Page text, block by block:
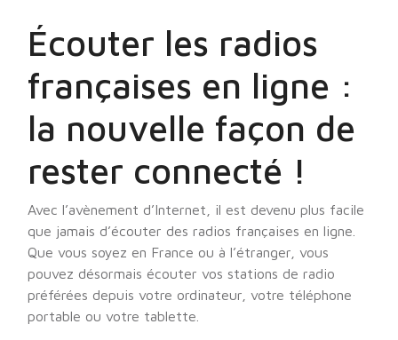
Écouter les radios
françaises en ligne :
la nouvelle façon de
rester connecté !
Avec l’avènement d’Internet, il est devenu plus facile
que jamais d’écouter des radios françaises en ligne.
Que vous soyez en France ou à l’étranger, vous
pouvez désormais écouter vos stations de radio
préférées depuis votre ordinateur, votre téléphone
portable ou votre tablette.